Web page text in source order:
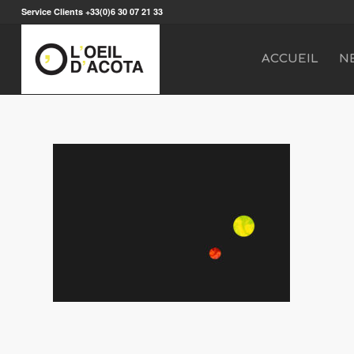
Service Clients +33(0)6 30 07 21 33
ACCUEIL